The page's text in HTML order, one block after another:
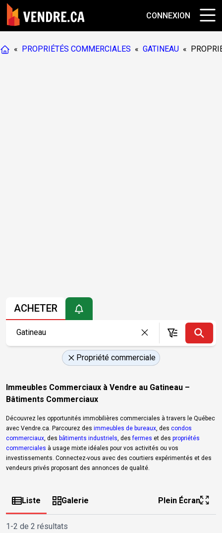
CONNEXION
« PROPRIÉTÉS COMMERCIALES « GATINEAU «
ACHETER
Propriété commerciale
Immeubles Commerciaux à Vendre au Gatineau –
Bâtiments Commerciaux
Découvrez les opportunités immobilières commerciales à travers le Québec
avec Vendre.ca. Parcourez des immeubles de bureaux , des condos
commerciaux , des bâtiments industriels , desfermes et des propriétés
commerciales à usage mixte idéales pour vos activités ou vos
investissements. Connectez-vous avec des courtiers expérimentés et des
vendeurs privés proposant des annonces de qualité.
Liste Galerie Plein Écran
1-2 de 2 résultats